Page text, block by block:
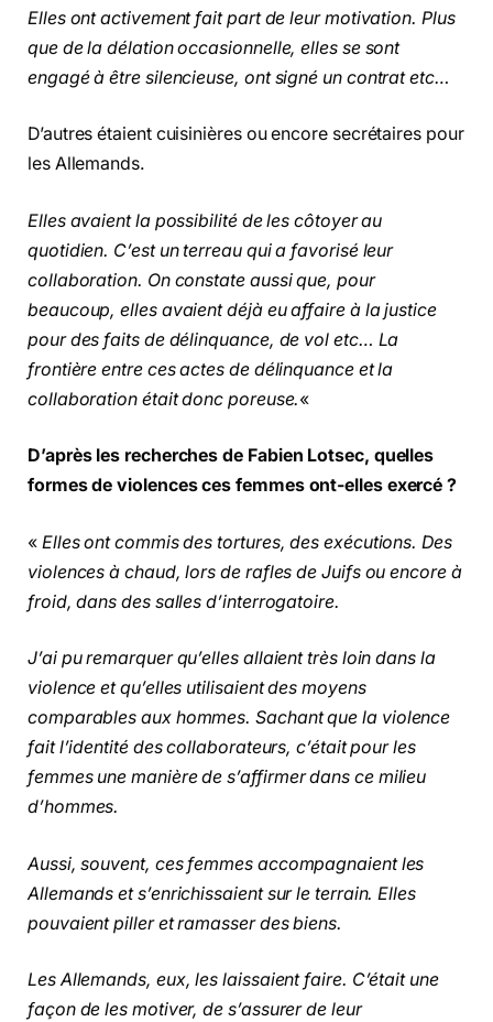
Elles ont activement fait part de leur motivation. Plus
que de la délation occasionnelle, elles se sont
engagé à être silencieuse, ont signé un contrat etc…
D’autres étaient cuisinières ou encore secrétaires pour
les Allemands.
Elles avaient la possibilité de les côtoyer au
quotidien. C’est un terreau qui a favorisé leur
collaboration. On constate aussi que, pour
beaucoup, elles avaient déjà eu affaire à la justice
pour des faits de délinquance, de vol etc… La
frontière entre ces actes de délinquance et la
collaboration était donc poreuse.«
D’après les recherches de Fabien Lotsec, quelles
formes de violences ces femmes ont-elles exercé ?
« Elles ont commis des tortures, des exécutions. Des
violences à chaud, lors de rafles de Juifs ou encore à
froid, dans des salles d’interrogatoire.
J’ai pu remarquer qu’elles allaient très loin dans la
violence et qu’elles utilisaient des moyens
comparables aux hommes. Sachant que la violence
fait l’identité des collaborateurs, c’était pour les
femmes une manière de s’affirmer dans ce milieu
d’hommes.
Aussi, souvent, ces femmes accompagnaient les
Allemands et s’enrichissaient sur le terrain. Elles
pouvaient piller et ramasser des biens.
Les Allemands, eux, les laissaient faire. C’était une
façon de les motiver, de s’assurer de leur